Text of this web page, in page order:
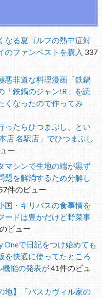
なる夏ゴルフの熱中症対
のファンベストを購入 337
悪非道な料理漫画「鉄鍋
「鉄鍋のジャン!R」を読
くなったので作ってみ
ったらひつまぶし、とい
店 名駅店」でひつまぶし
ー
マシンで生地の端が黒ず
題を解消するため分解し
件のビュー
国・キリバスの食事情を
ドは豊かだけど野菜事
ビュー
Oneで日記をつけ始めても
快適に使ってたところ
機能の発表が41件のビュ
地】「バスカヴィル家の